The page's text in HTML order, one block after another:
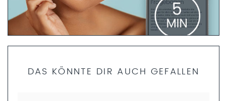
PRODUKTFINDER FRAGEBOGEN
Bist du dir unsicher, welche Produkte die richtigen für dich
DAS KÖNNTE DIR AUCH GEFALLEN